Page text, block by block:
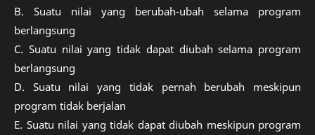
B. Suatu nilai yang berubah-ubah selama program
berlangsung
C. Suatu nilai yang tidak dapat diubah selama program
berlangsung
D. Suatu nilai yang tidak pernah berubah meskipun
program tidak berjalan
E. Suatu nilai yang tidak dapat diubah meskipun program